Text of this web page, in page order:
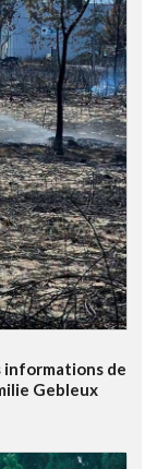
informations de
Gebleux